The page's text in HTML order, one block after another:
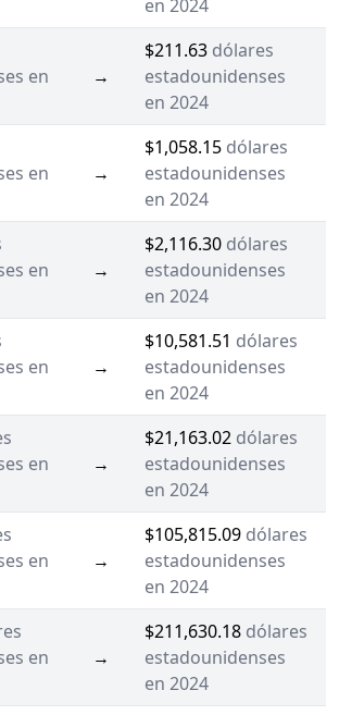
en 2024
en
→
$211.63 dólares
estadounidenses
en 2024
en
→
$1,058.15 dólares
estadounidenses
en 2024
en
→
$2,116.30 dólares
estadounidenses
en 2024
en
→
$10,581.51 dólares
estadounidenses
en 2024
en
→
$21,163.02 dólares
estadounidenses
en 2024
en
→
$105,815.09 dólares
estadounidenses
en 2024
en
→
$211,630.18 dólares
estadounidenses
en 2024